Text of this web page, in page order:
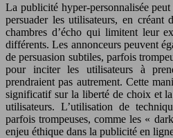
La publicité hyper-personnalisée
persuader les utilisateurs, en
chambres d’écho qui limitent leur
différents. Les annonceurs peuvent
de persuasion subtiles, parfois
pour inciter les utilisateurs à
prendraient pas autrement. Cette
significatif sur la liberté de choix et
utilisateurs. L’utilisation de
parfois trompeuses, comme les «
enjeu éthique dans la publicité en